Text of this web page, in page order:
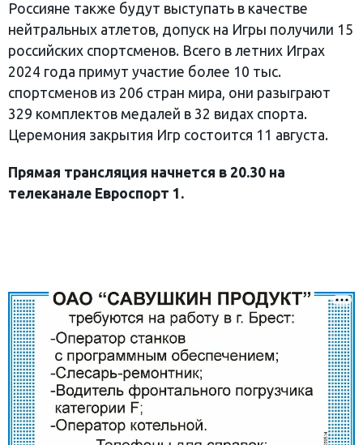
Россияне также будут выступать в качестве
нейтральных атлетов, допуск на Игры получили 15
российских спортсменов. Всего в летних Играх
2024 года примут участие более 10 тыс.
спортсменов из 206 стран мира, они разыграют
329 комплектов медалей в 32 видах спорта.
Церемония закрытия Игр состоится 11 августа.
Прямая трансляция начнется в 20.30 на
телеканале Евроспорт 1.